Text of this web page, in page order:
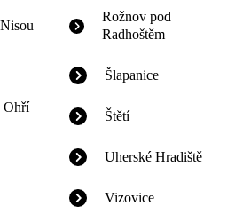
Ohří
Rožnov pod
Radhoštěm
Šlapanice
Štětí
Uherské Hradiště
Vizovice